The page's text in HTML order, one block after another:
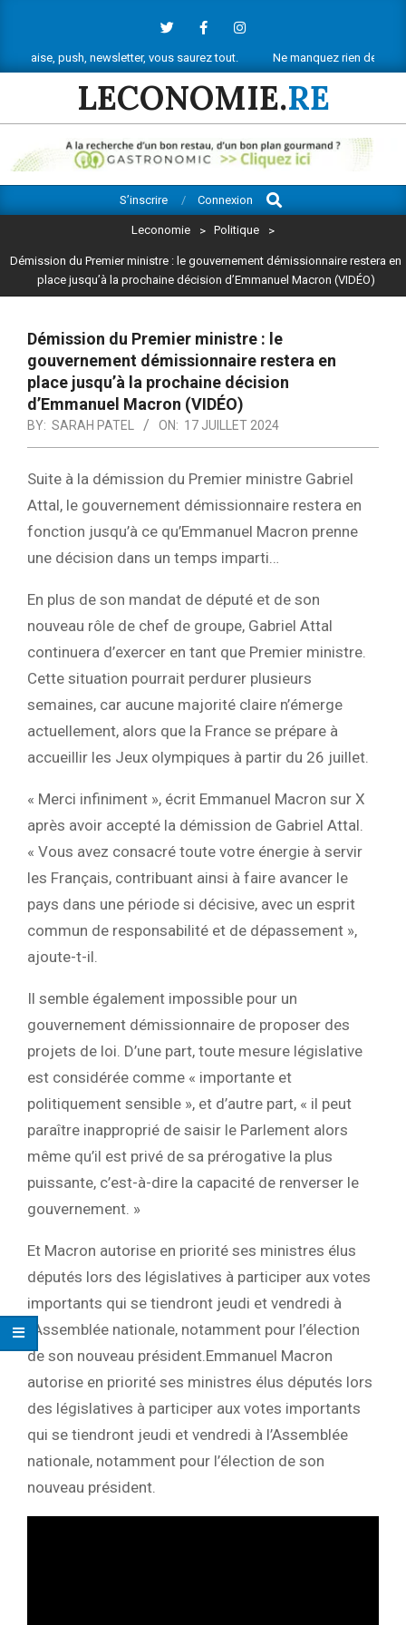
contentnewsletter, vous saurez tout. Ne manquez rien de l’actu
LECONOMIE.RE
Navigation
S’inscrire Connexion
Search
Leconomie > Politique >
Démission du Premier ministre : le gouvernement démissionnaire restera en
place jusqu’à la prochaine décision d’Emmanuel Macron (VIDÉO)
Démission du Premier ministre : le
gouvernement démissionnaire restera en
place jusqu’à la prochaine décision
d’Emmanuel Macron (VIDÉO)
BY: SARAH PATEL ON: 17 JUILLET 2024
Suite à la démission du Premier ministre Gabriel
Attal, le gouvernement démissionnaire restera en
fonction jusqu’à ce qu’Emmanuel Macron prenne
une décision dans un temps imparti…
En plus de son mandat de député et de son
nouveau rôle de chef de groupe, Gabriel Attal
continuera d’exercer en tant que Premier ministre.
Cette situation pourrait perdurer plusieurs
semaines, car aucune majorité claire n’émerge
actuellement, alors que la France se prépare à
accueillir les Jeux olympiques à partir du 26 juillet.
« Merci infiniment », écrit Emmanuel Macron sur X
après avoir accepté la démission de Gabriel Attal.
« Vous avez consacré toute votre énergie à servir
les Français, contribuant ainsi à faire avancer le
pays dans une période si décisive, avec un esprit
commun de responsabilité et de dépassement »,
ajoute-t-il.
Il semble également impossible pour un
gouvernement démissionnaire de proposer des
projets de loi. D’une part, toute mesure législative
est considérée comme « importante et
politiquement sensible », et d’autre part, « il peut
paraître inapproprié de saisir le Parlement alors
même qu’il est privé de sa prérogative la plus
puissante, c’est-à-dire la capacité de renverser le
gouvernement. »
Et Macron autorise en priorité ses ministres élus
députés lors des législatives à participer aux votes
importants qui se tiendront jeudi et vendredi à
l’Assemblée nationale, notamment pour l’élection
de son nouveau président.Emmanuel Macron
autorise en priorité ses ministres élus députés lors
des législatives à participer aux votes importants
qui se tiendront jeudi et vendredi à l’Assemblée
nationale, notamment pour l’élection de son
nouveau président.